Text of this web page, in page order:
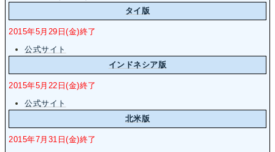
タイ版
2015年5月29日(金)終了
公式サイト
インドネシア版
2015年5月22日(金)終了
公式サイト
北米版
2015年7月31日(金)終了